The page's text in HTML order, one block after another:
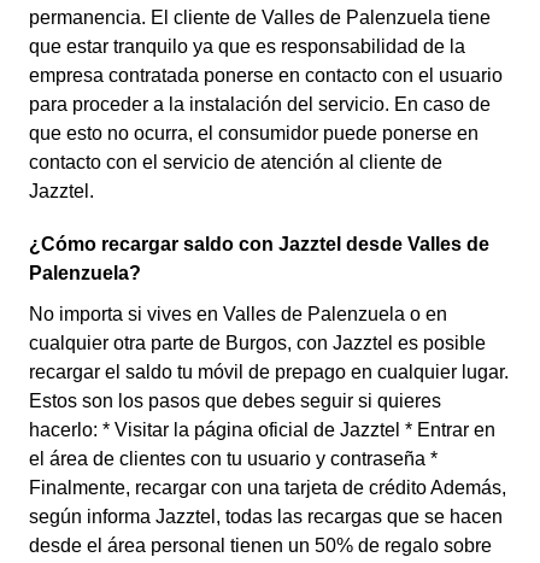
permanencia. El cliente de Valles de Palenzuela tiene
que estar tranquilo ya que es responsabilidad de la
empresa contratada ponerse en contacto con el usuario
para proceder a la instalación del servicio. En caso de
que esto no ocurra, el consumidor puede ponerse en
contacto con el servicio de atención al cliente de
Jazztel.
¿Cómo recargar saldo con Jazztel desde Valles de
Palenzuela?
No importa si vives en Valles de Palenzuela o en
cualquier otra parte de Burgos, con Jazztel es posible
recargar el saldo tu móvil de prepago en cualquier lugar.
Estos son los pasos que debes seguir si quieres
hacerlo: * Visitar la página oficial de Jazztel * Entrar en
el área de clientes con tu usuario y contraseña *
Finalmente, recargar con una tarjeta de crédito Además,
según informa Jazztel, todas las recargas que se hacen
desde el área personal tienen un 50% de regalo sobre